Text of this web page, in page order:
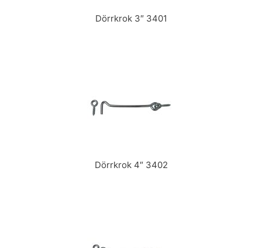
Dörrkrok 3″ 3401
Dörrkrok 4″ 3402